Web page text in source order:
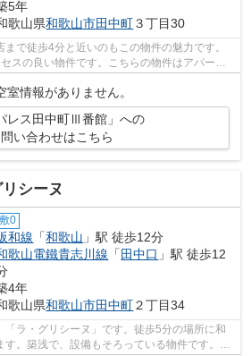
5年
歌山県和歌山市田中町３丁目30
で徒歩4分と近いのもこの物件の魅力です。
スの良い物件です。こちらの物件はアパート
室情報がありません。
レス田中町Ⅲ番館」への
い合わせはこちら
シーヌ
敷0
和線 「和歌山 」駅 徒歩12分
歌山電鐵貴志川線 「 田中口 」駅 徒歩12
4年
歌山県和歌山市田中町２丁目34
「ラ・グリシーヌ」です。徒歩5分の場所に和
。築浅で、設備もそろっている物件です。き